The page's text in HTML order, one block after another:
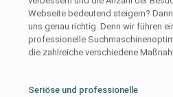
Webseite bedeutend steigern?
uns genau richtig. Denn wir führen
professionelle
die zahlreiche verschiedene
Seriöse und professionelle